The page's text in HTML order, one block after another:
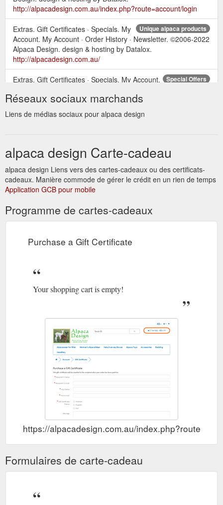
http://alpacadesign.com.au/index.php?route=account/login
Unique alpaca products
Extras. Gift Certificates · Specials. My
Account. My Account · Order History · Newsletter. ©2006-2022
Alpaca Design. design & hosting by Datalox.
http://alpacadesign.com.au/
Special Offers
Extras. Gift Certificates · Specials. My Account.
Design. design & hosting by Datalox.
http://alpacadesign.com.au/index.php?route=product/special
Design. design & hosting by Datalox.
http://alpacadesign.com.au/skirts
A$ Currency A$ Australian Dollar US$ US Dollar My Account ...
Extras. Gift Certificates · Specials. My Account. My Account ·
& hosting by Datalox.http://alpacadesign.com.au/terms-
conditions
Réseaux sociaux marchands
Liens de médias sociaux pour alpaca design
alpaca design Carte-cadeau
alpaca design Liens vers des cartes-cadeaux ou des certificats-
cadeaux. Manière commode de gérer le crédit en un rien de temps
Application GCB pour mobile
Programme de cartes-cadeaux
Purchase a Gift Certificate
Your shopping cart is empty!
https://alpacadesign.com.au/
Formulaires de carte-cadeau